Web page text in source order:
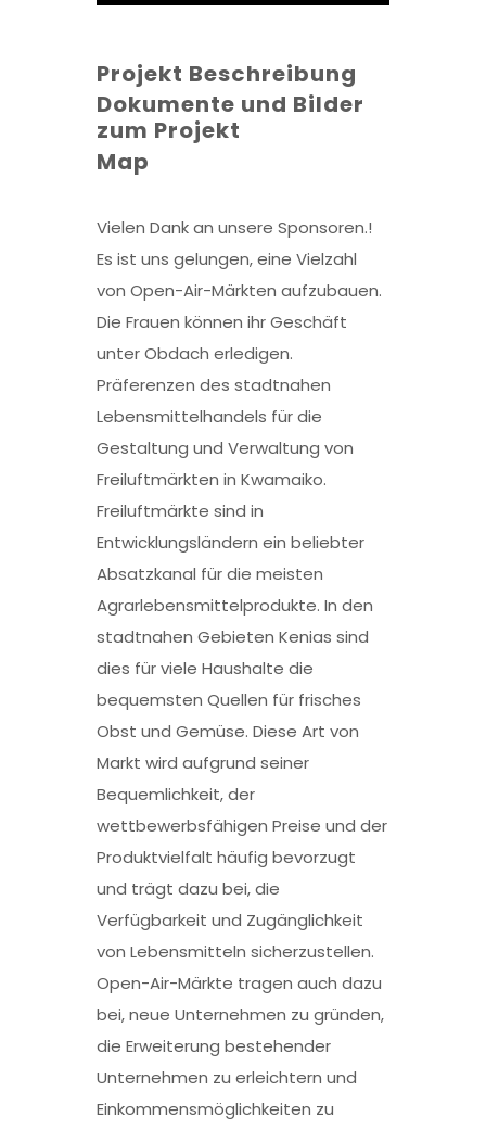
Projekt Beschreibung
Dokumente und Bilder
zum Projekt
Map
Vielen Dank an unsere Sponsoren.!
Es ist uns gelungen, eine Vielzahl
von Open-Air-Märkten aufzubauen.
Die Frauen können ihr Geschäft
unter Obdach erledigen.
Präferenzen des stadtnahen
Lebensmittelhandels für die
Gestaltung und Verwaltung von
Freiluftmärkten in Kwamaiko.
Freiluftmärkte sind in
Entwicklungsländern ein beliebter
Absatzkanal für die meisten
Agrarlebensmittelprodukte. In den
stadtnahen Gebieten Kenias sind
dies für viele Haushalte die
bequemsten Quellen für frisches
Obst und Gemüse. Diese Art von
Markt wird aufgrund seiner
Bequemlichkeit, der
wettbewerbsfähigen Preise und der
Produktvielfalt häufig bevorzugt
und trägt dazu bei, die
Verfügbarkeit und Zugänglichkeit
von Lebensmitteln sicherzustellen.
Open-Air-Märkte tragen auch dazu
bei, neue Unternehmen zu gründen,
die Erweiterung bestehender
Unternehmen zu erleichtern und
Einkommensmöglichkeiten zu